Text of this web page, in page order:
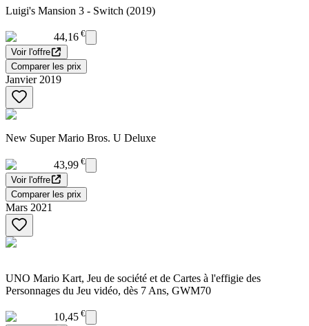
Luigi's Mansion 3 - Switch (2019)
44,16 €
Voir l'offre
Comparer les prix
Janvier 2019
New Super Mario Bros. U Deluxe
43,99 €
Voir l'offre
Comparer les prix
Mars 2021
UNO Mario Kart, Jeu de société et de Cartes à l'effigie des
Personnages du Jeu vidéo, dès 7 Ans, GWM70
10,45 €